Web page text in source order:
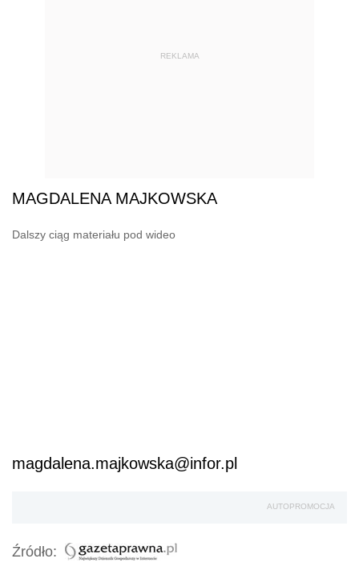
REKLAMA
MAGDALENA MAJKOWSKA
Dalszy ciąg materiału pod wideo
magdalena.majkowska@infor.pl
AUTOPROMOCJA
Źródło: